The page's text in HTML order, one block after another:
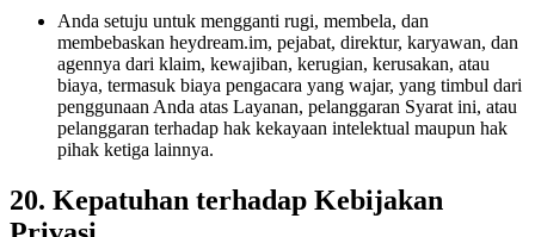
Anda setuju untuk mengganti rugi, membela, dan
membebaskan heydream.im, pejabat, direktur, karyawan, dan
agennya dari klaim, kewajiban, kerugian, kerusakan, atau
biaya, termasuk biaya pengacara yang wajar, yang timbul dari
penggunaan Anda atas Layanan, pelanggaran Syarat ini, atau
pelanggaran terhadap hak kekayaan intelektual maupun hak
pihak ketiga lainnya.
20. Kepatuhan terhadap Kebijakan